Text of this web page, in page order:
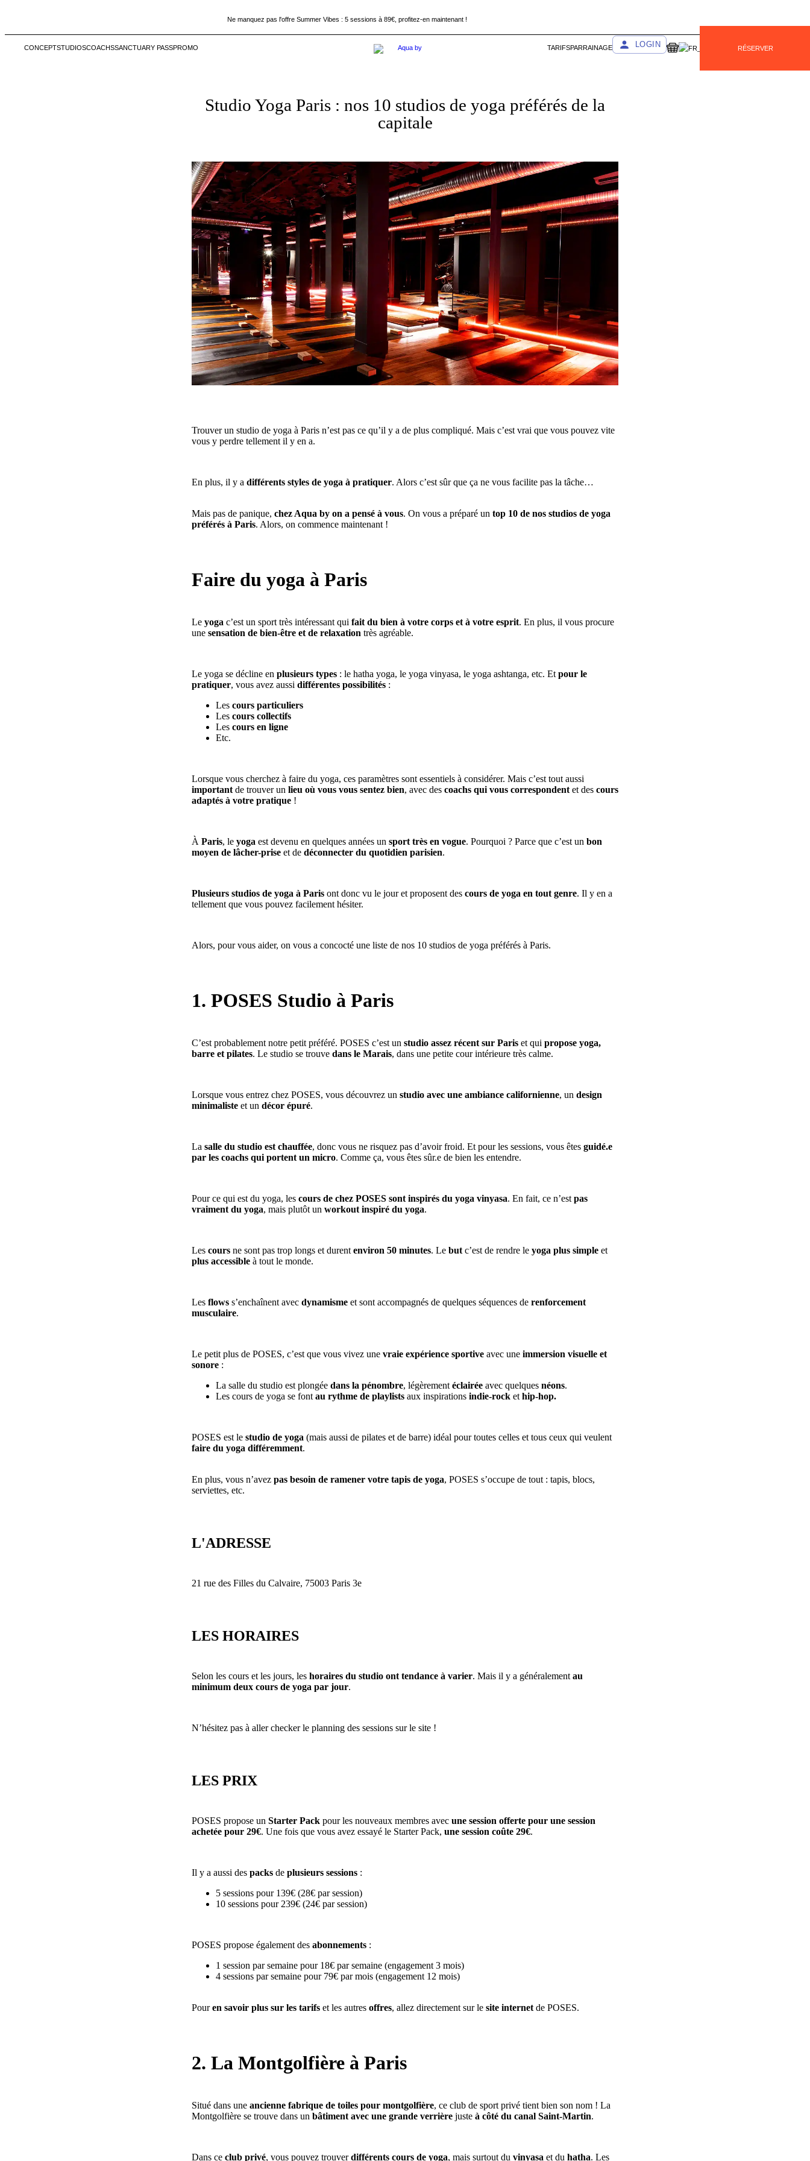
Ne manquez pas l'offre Summer Vibes : 5 sessions à 89€, profitez-en maintenant !
CONCEPTSTUDIOSCOACHSSANCTUARY PASSPROMO TARIFSPARRAINAGE LOGIN RÉSERVER
Studio Yoga Paris : nos 10 studios de yoga préférés de la
capitale
Trouver un studio de yoga à Paris n’est pas ce qu’il y a de plus compliqué. Mais c’est vrai que vous pouvez vite
vous y perdre tellement il y en a.
En plus, il y a différents styles de yoga à pratiquer. Alors c’est sûr que ça ne vous facilite pas la tâche…
Mais pas de panique, chez Aqua by on a pensé à vous. On vous a préparé un top 10 de nos studios de yoga
préférés à Paris. Alors, on commence maintenant !
Faire du yoga à Paris
Le yoga c’est un sport très intéressant qui fait du bien à votre corps et à votre esprit. En plus, il vous procure
une sensation de bien-être et de relaxation très agréable.
Le yoga se décline en plusieurs types : le hatha yoga, le yoga vinyasa, le yoga ashtanga, etc. Et pour le
pratiquer, vous avez aussi différentes possibilités :
Les cours particuliers
Les cours collectifs
Les cours en ligne
Etc.
Lorsque vous cherchez à faire du yoga, ces paramètres sont essentiels à considérer. Mais c’est tout aussi
important de trouver un lieu où vous vous sentez bien, avec des coachs qui vous correspondent et des cours
adaptés à votre pratique !
À Paris, le yoga est devenu en quelques années un sport très en vogue. Pourquoi ? Parce que c’est un bon
moyen de lâcher-prise et de déconnecter du quotidien parisien.
Plusieurs studios de yoga à Paris ont donc vu le jour et proposent des cours de yoga en tout genre. Il y en a
tellement que vous pouvez facilement hésiter.
Alors, pour vous aider, on vous a concocté une liste de nos 10 studios de yoga préférés à Paris.
1. POSES Studio à Paris
C’est probablement notre petit préféré. POSES c’est un studio assez récent sur Paris et qui propose yoga,
barre et pilates. Le studio se trouve dans le Marais, dans une petite cour intérieure très calme.
Lorsque vous entrez chez POSES, vous découvrez un studio avec une ambiance californienne, un design
minimaliste et un décor épuré.
La salle du studio est chauffée, donc vous ne risquez pas d’avoir froid. Et pour les sessions, vous êtes guidé.e
par les coachs qui portent un micro. Comme ça, vous êtes sûr.e de bien les entendre.
Pour ce qui est du yoga, les cours de chez POSES sont inspirés du yoga vinyasa. En fait, ce n’est pas
vraiment du yoga, mais plutôt un workout inspiré du yoga.
Les cours ne sont pas trop longs et durent environ 50 minutes. Le but c’est de rendre le yoga plus simple et
plus accessible à tout le monde.
Les flows s’enchaînent avec dynamisme et sont accompagnés de quelques séquences de renforcement
musculaire.
Le petit plus de POSES, c’est que vous vivez une vraie expérience sportive avec une immersion visuelle et
sonore :
La salle du studio est plongée dans la pénombre, légèrement éclairée avec quelques néons.
Les cours de yoga se font au rythme de playlists aux inspirations indie-rock et hip-hop.
POSES est le studio de yoga (mais aussi de pilates et de barre) idéal pour toutes celles et tous ceux qui veulent
faire du yoga différemment.
En plus, vous n’avez pas besoin de ramener votre tapis de yoga, POSES s’occupe de tout : tapis, blocs,
serviettes, etc.
L'ADRESSE
21 rue des Filles du Calvaire, 75003 Paris 3e
LES HORAIRES
Selon les cours et les jours, les horaires du studio ont tendance à varier. Mais il y a généralement au
minimum deux cours de yoga par jour.
N’hésitez pas à aller checker le planning des sessions sur le site !
LES PRIX
POSES propose un Starter Pack pour les nouveaux membres avec une session offerte pour une session
achetée pour 29€. Une fois que vous avez essayé le Starter Pack, une session coûte 29€.
Il y a aussi des packs de plusieurs sessions :
5 sessions pour 139€ (28€ par session)
10 sessions pour 239€ (24€ par session)
POSES propose également des abonnements :
1 session par semaine pour 18€ par semaine (engagement 3 mois)
4 sessions par semaine pour 79€ par mois (engagement 12 mois)
Pouren savoir plus sur les tarifs et les autres offres, allez directement sur le site internet de POSES.
2. La Montgolfière à Paris
Situé dans une ancienne fabrique de toiles pour montgolfière, ce club de sport privé tient bien son nom ! La
Montgolfière se trouve dans un bâtiment avec une grande verrière juste à côté du canal Saint-Martin.
Dans ce club privé, vous pouvez trouverdifférents cours de yoga, mais surtout du vinyasa et du hatha. Les